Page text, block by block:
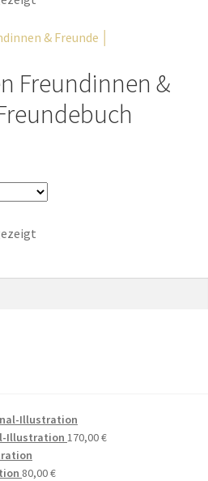
Freundinnen &
Illustration 170,00€
80,00€